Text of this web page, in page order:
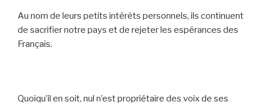
Au nom de leurs petits intérêts personnels, ils continuent
de sacrifier notre pays et de rejeter les espérances des
Français.
Quoiqu’il en soit, nul n’est propriétaire des voix de ses